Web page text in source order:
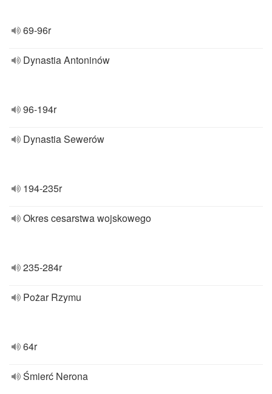
69-96r
Dynastia Antoninów
96-194r
Dynastia Sewerów
194-235r
Okres cesarstwa wojskowego
235-284r
Pożar Rzymu
64r
Śmierć Nerona